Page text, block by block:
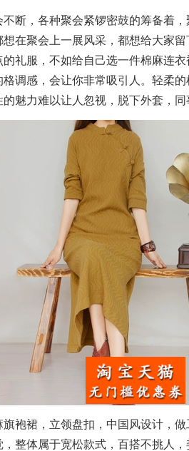
断，各种聚会紧锣密鼓的筹备着
在聚会上一展风采，都想给大家
礼服，不如给自己选一件棉麻连
调感，会让你非常吸引人。轻柔
魅力难以让人忽视，脱下外套，
袍裙，立领盘扣，中国风设计，
，整体属于宽松款式，百搭不挑人